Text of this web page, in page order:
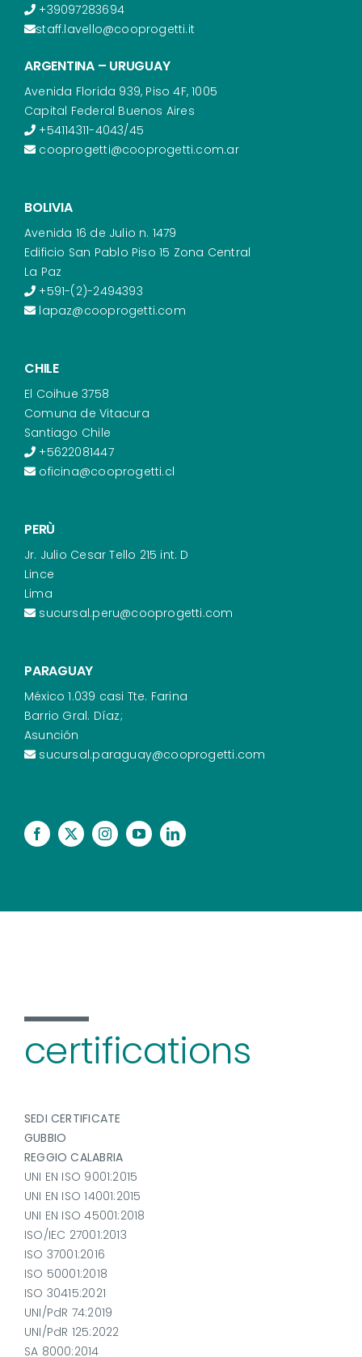
+39097283694
staff.lavello@cooprogetti.it
ARGENTINA – URUGUAY
Avenida Florida 939, Piso 4F, 1005
Capital Federal Buenos Aires
+54114311-4043/45
cooprogetti@cooprogetti.com.ar
BOLIVIA
Avenida 16 de Julio n. 1479
Edificio San Pablo Piso 15 Zona Central
La Paz
+591-(2)-2494393
lapaz@cooprogetti.com
CHILE
El Coihue 3758
Comuna de Vitacura
Santiago Chile
+5622081447
oficina@cooprogetti.cl
PERÙ
Jr. Julio Cesar Tello 215 int. D
Lince
Lima
sucursal.peru@cooprogetti.com
PARAGUAY
México 1.039 casi Tte. Farina
Barrio Gral. Díaz;
Asunción
sucursal.paraguay@cooprogetti.com
certifications
SEDI CERTIFICATE
GUBBIO
REGGIO CALABRIA
UNI EN ISO 9001:2015
UNI EN ISO 14001:2015
UNI EN ISO 45001:2018
ISO/IEC 27001:2013
ISO 37001:2016
ISO 50001:2018
ISO 30415:2021
UNI/PdR 74:2019
UNI/PdR 125:2022
SA 8000:2014